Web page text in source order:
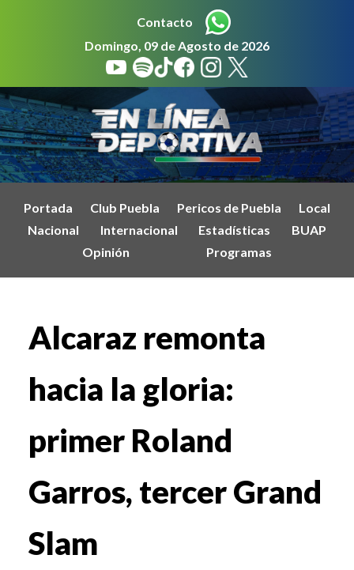
Contacto
Domingo, 09 de Agosto de 2026
Portada Club Puebla Pericos de Puebla
Local
Nacional
Internacional Estadísticas
BUAP
Opinión
Programas
Alcaraz remonta
hacia la gloria:
primer Roland
Garros, tercer Grand
Slam